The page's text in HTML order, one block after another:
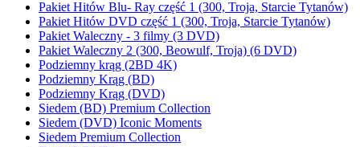
Pakiet Hitów Blu- Ray część 1 (300, Troja, Starcie Tytanów)
Pakiet Hitów DVD część 1 (300, Troja, Starcie Tytanów)
Pakiet Waleczny - 3 filmy (3 DVD)
Pakiet Waleczny 2 (300, Beowulf, Troja) (6 DVD)
Podziemny krąg (2BD 4K)
Podziemny Krąg (BD)
Podziemny Krąg (DVD)
Siedem (BD) Premium Collection
Siedem (DVD) Iconic Moments
Siedem Premium Collection